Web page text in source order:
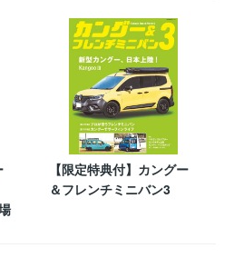
【限定特典付】カングー
＆フレンチミニバン3